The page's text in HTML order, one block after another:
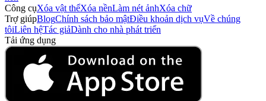
Công cụXóa vật thểXóa nềnLàm nét ảnhXóa chữ
Trợ giúpBlogChính sách bảo mậtĐiều khoản dịch vụVề chúng
tôiLiên hệTác giảDành cho nhà phát triển
Tải ứng dụng